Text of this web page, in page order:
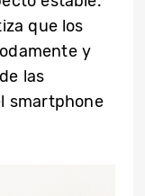
que los
y
las
smartphone